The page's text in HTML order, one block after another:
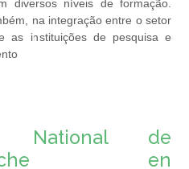
diversos níveis de formação.
na integração entre o setor
as instituições de pesquisa e
National de
en